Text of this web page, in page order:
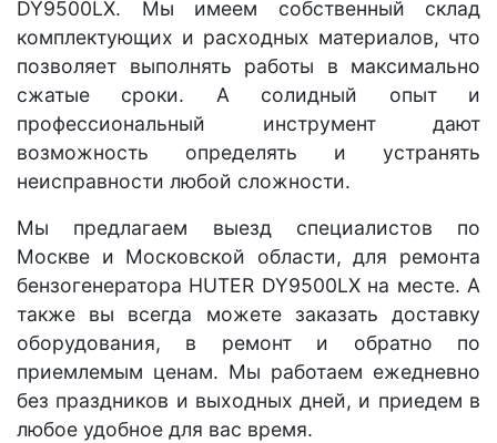
DY9500LX. Мы имеем собственный склад
комплектующих и расходных материалов, что
позволяет выполнять работы в максимально
сжатые сроки. А солидный опыт и
профессиональный инструмент дают
возможность определять и устранять
неисправности любой сложности.
Мы предлагаем выезд специалистов по
Москве и Московской области, для ремонта
бензогенератора HUTER DY9500LX на месте. А
также вы всегда можете заказать доставку
оборудования, в ремонт и обратно по
приемлемым ценам. Мы работаем ежедневно
без праздников и выходных дней, и приедем в
любое удобное для вас время.